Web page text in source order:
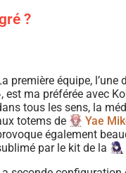
?
première équipe,
est ma préférée avec
tous les sens, la
totems de
Yae
également
par le kit de la